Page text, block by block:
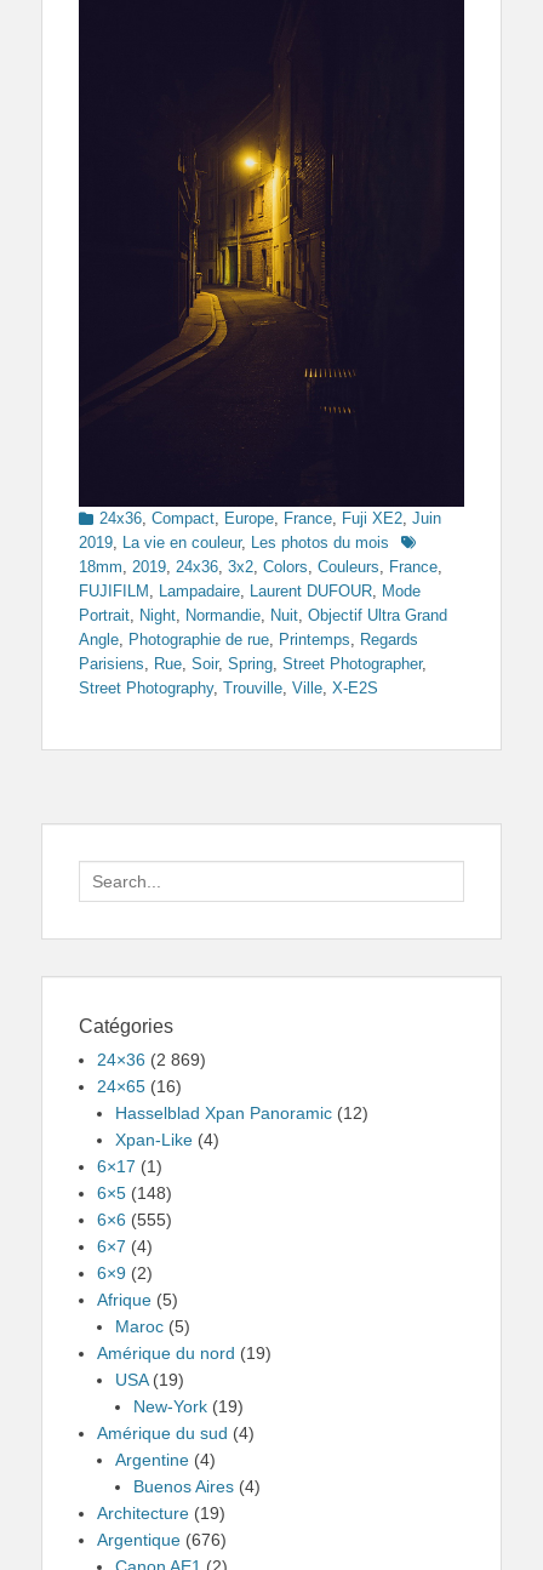
Categories
24x36, Compact, Europe, France, Fuji XE2, Juin
2019, La vie en couleur, Les photos du mois
Tags
18mm, 2019, 24x36, 3x2, Colors, Couleurs, France,
FUJIFILM , Lampadaire, Laurent DUFOUR, Mode
Portrait, Night, Normandie, Nuit, Objectif Ultra Grand
Angle, Photographie de rue, Printemps, Regards
Parisiens, Rue, Soir, Spring, Street Photographer,
Street Photography, Trouville, Ville, X-E2S
Search
for:
Catégories
24×36 (2 869)
24×65 (16)
Hasselblad Xpan Panoramic (12)
Xpan-Like (4)
6×17 (1)
6×5 (148)
6×6 (555)
6×7 (4)
6×9 (2)
Afrique (5)
Maroc (5)
Amérique du nord (19)
USA(19)
New-York (19)
Amérique du sud (4)
Argentine (4)
Buenos Aires (4)
Architecture (19)
Argentique (676)